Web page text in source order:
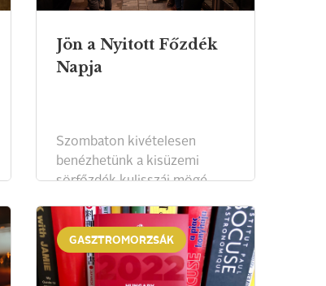
Jön a Nyitott Főzdék
Napja
Szombaton kivételesen
benézhetünk a kisüzemi
sörfőzdék kulisszái mögé.
GASZTROMORZSÁK